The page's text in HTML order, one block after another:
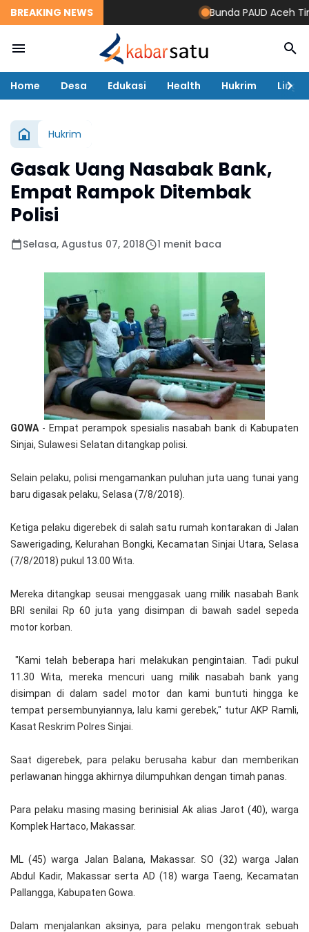
BREAKING NEWS Bunda PAUD Aceh
Home Desa Edukasi Health Hukrim
Hukrim
Gasak Uang Nasabak Bank,
Empat Rampok Ditembak
Polisi
Selasa, Agustus 07, 2018 1 menit baca
GOWA - Empat perampok spesialis nasabah bank di Kabupaten
Sinjai, Sulawesi Selatan ditangkap polisi.
Selain pelaku, polisi mengamankan puluhan juta uang tunai yang
baru digasak pelaku, Selasa (7/8/2018).
Ketiga pelaku digerebek di salah satu rumah kontarakan di Jalan
Sawerigading, Kelurahan Bongki, Kecamatan Sinjai Utara, Selasa
(7/8/2018) pukul 13.00 Wita.
Mereka ditangkap seusai menggasak uang milik nasabah Bank
BRI senilai Rp 60 juta yang disimpan di bawah sadel sepeda
motor korban.
"Kami telah beberapa hari melakukan pengintaian. Tadi pukul
11.30 Wita, mereka mencuri uang milik nasabah bank yang
disimpan di dalam sadel motor dan kami buntuti hingga ke
tempat persembunyiannya, lalu kami gerebek," tutur AKP Ramli,
Kasat Reskrim Polres Sinjai.
Saat digerebek, para pelaku berusaha kabur dan memberikan
perlawanan hingga akhirnya dilumpuhkan dengan timah panas.
Para pelaku masing masing berinisial Ak alias Jarot (40), warga
Komplek Hartaco, Makassar.
ML (45) warga Jalan Balana, Makassar. SO (32) warga Jalan
Abdul Kadir, Makassar serta AD (18) warga Taeng, Kecamatan
Pallangga, Kabupaten Gowa.
Dalam menjalankan aksinya, para pelaku mengontrak sebuah